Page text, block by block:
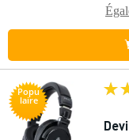
Popu
laire